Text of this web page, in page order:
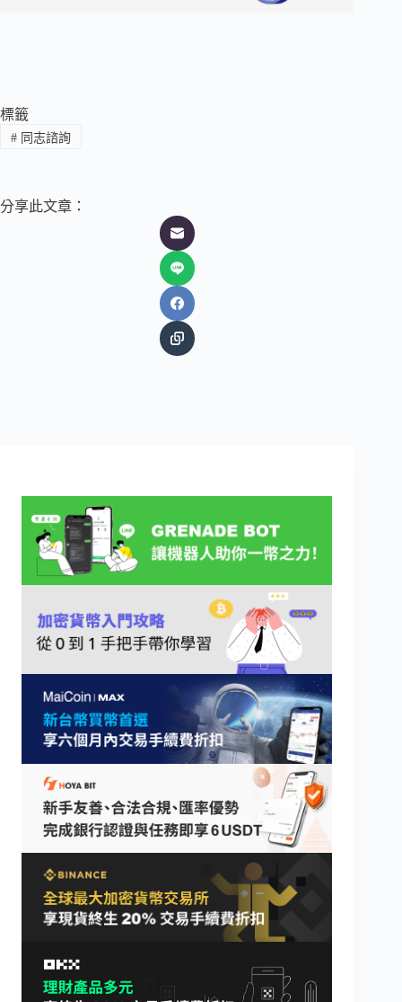
標籤
#同志諮詢
分享此文章：